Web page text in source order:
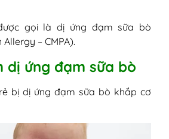
dõi phản ứng sau khi đổi sữa
nhật ký ăn uống và triệu chứng
tiên bú mẹ hoàn toàn trong 6
thiệu thực phẩm ăn dặm từ từ
khảo bác sĩ về dinh dưỡng
gọi là dị ứng đạm sữa bò
Allergy – CMPA).
dị ứng đạm sữa bò
bị dị ứng đạm sữa bò khắp cơ